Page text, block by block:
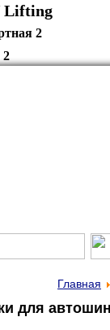
2
2
Главная
для